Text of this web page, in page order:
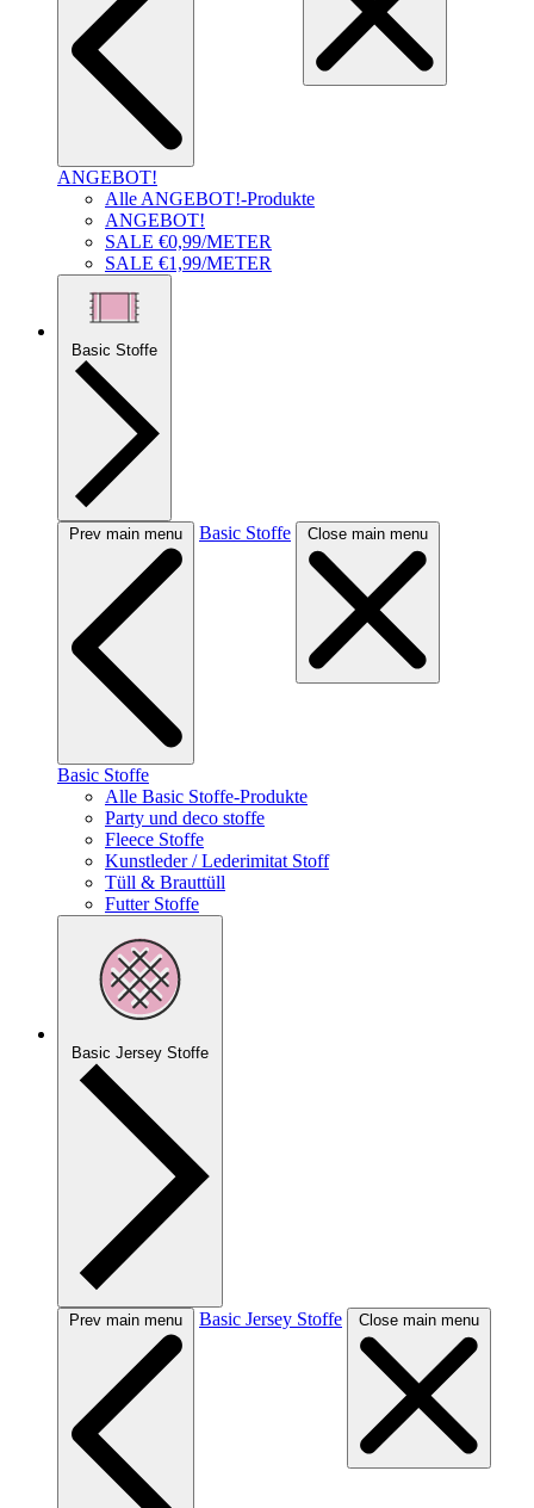
ANGEBOT!
Alle ANGEBOT!-Produkte
ANGEBOT!
SALE €0,99/METER
SALE €1,99/METER
Basic Stoffe
Prev main menu Basic Stoffe Close main menu
Basic Stoffe
Alle Basic Stoffe-Produkte
Party und deco stoffe
Fleece Stoffe
Kunstleder / Lederimitat Stoff
Tüll & Brauttüll
Futter Stoffe
Basic Jersey Stoffe
Prev main menu Basic Jersey Stoffe Close main menu